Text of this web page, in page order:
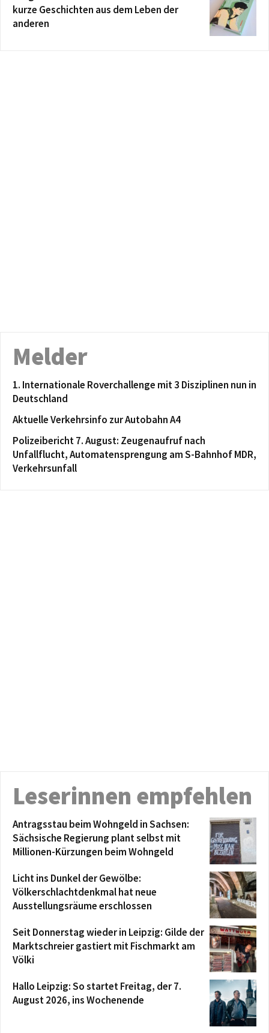
kurze Geschichten aus dem Leben der
anderen
Melder
1. Internationale Roverchallenge mit 3 Disziplinen nun in
Deutschland
Aktuelle Verkehrsinfo zur Autobahn A4
Polizeibericht 7. August: Zeugenaufruf nach
Unfallflucht, Automatensprengung am S-Bahnhof MDR,
Verkehrsunfall
Leserinnen empfehlen
Antragsstau beim Wohngeld in Sachsen:
Sächsische Regierung plant selbst mit
Millionen-Kürzungen beim Wohngeld
Licht ins Dunkel der Gewölbe:
Völkerschlachtdenkmal hat neue
Ausstellungsräume erschlossen
Seit Donnerstag wieder in Leipzig: Gilde der
Marktschreier gastiert mit Fischmarkt am
Völki
Hallo Leipzig: So startet Freitag, der 7.
August 2026, ins Wochenende